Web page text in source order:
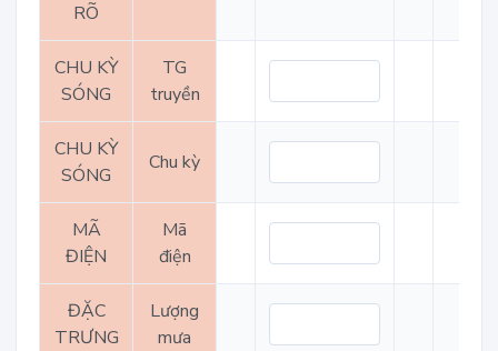
RÕ
CHU KỲ
SÓNG
TG
truyền
CHU KỲ
SÓNG
Chu kỳ
MÃ
ĐIỆN
Mã
điện
ĐẶC
TRƯNG
Lượng
mưa